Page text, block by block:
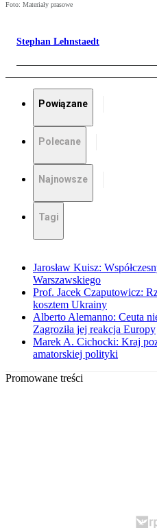
Foto: Materiały prasowe
Stephan Lehnstaedt
Powiązane
Polecane
Najnowsze
Tagi
Jarosław Kuisz:
Warszawskiego
Prof. Jacek Czaputowicz:
kosztem Ukrainy
Alberto Alemanno: Ceuta
Zagroziła jej reakcja Europy
Marek A. Cichocki: Kraj
amatorskiej polityki
Promowane treści